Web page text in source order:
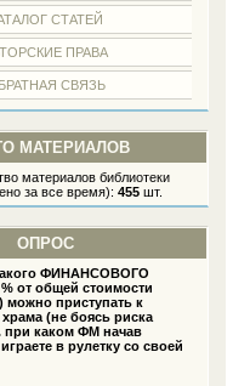
СТАТЕЙ
ПРАВА
СВЯЗЬ
МАТЕРИАЛОВ
материалов библиотеки
за все время):455 шт.
ОПРОС
ФИНАНСОВОГО
от общей стоимости
можно приступать к
храма (не боясь риска
при каком ФМ начав
в рулетку со своей